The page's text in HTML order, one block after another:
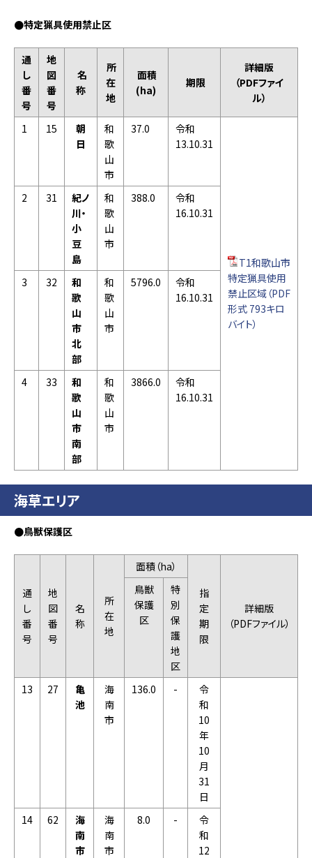
●特定猟具使用禁止区
通
し
番
号
地
図
番
号
名
称
所
在
地
面積
(ha)
期限
詳細版
（PDFファイ
ル）
1 15
朝
日
和
歌
山
市
37.0
令和
13.10.31
T1和歌山市
特定猟具使用
禁止区域（PDF
形式 793キロ
バイト）
2 31
紀ノ
川・
小
豆
島
和
歌
山
市
388.0
令和
16.10.31
3 32
和
歌
山
市
北
部
和
歌
山
市
5796.0
令和
16.10.31
4 33
和
歌
山
市
南
部
和
歌
山
市
3866.0
令和
16.10.31
海草エリア
●鳥獣保護区
通
し
番
号
地
図
番
号
名
称
所
在
地
面積（ha）
指
定
期
限
詳細版
（PDFファイル）
鳥獣
保護
区
特
別
保
護
地
区
13
27
亀
池
海
南
市
136.0 -
令
和
10
年
10
月
31
日
14 62
海
南
市
海
南
市
8.0 -
令
和
12